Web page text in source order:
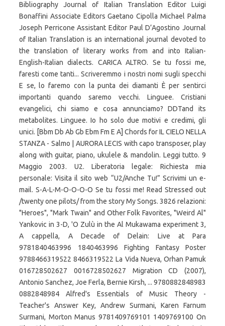
Bibliography Journal of Italian Translation Editor Luigi
Bonaffini Associate Editors Gaetano Cipolla Michael Palma
Joseph Perricone Assistant Editor Paul D’Agostino Journal
of Italian Translation is an international journal devoted to
the translation of literary works from and into Italian-
English-Italian dialects. CARICA ALTRO. Se tu fossi me,
faresti come tanti... Scriveremmo i nostri nomi sugli specchi
E se, lo faremo con la punta dei diamanti È per sentirci
importanti quando saremo vecchi. Linguee. Cristiani
evangelici, chi siamo e cosa annunciamo? DDTand its
metabolites. Linguee. Io ho solo due motivi e credimi, gli
unici. [Bbm Db Ab Gb Ebm Fm E A] Chords for IL CIELO NELLA
STANZA - Salmo | AURORA LECIS with capo transposer, play
along with guitar, piano, ukulele & mandolin. Leggi tutto. 9
Maggio 2003. U2. Liberatoria legale: Richiesta mia
personale: Visita il sito web “U2/Anche Tu!” Scrivimi un e-
mail. S-A-L-M-O-O-O-O Se tu fossi me! Read Stressed out
/twenty one pilots/ from the story My Songs. 3826 relazioni:
"Heroes", "Mark Twain" and Other Folk Favorites, "Weird Al"
Yankovic in 3-D, 'O Zulù in the Al Mukawama experiment 3,
A cappella, A Decade of Delain: Live at Para
9781840463996 1840463996 Fighting Fantasy Poster
9788466319522 8466319522 La Vida Nueva, Orhan Pamuk
016728502627 0016728502627 Migration CD (2007),
Antonio Sanchez, Joe Ferla, Bernie Kirsh, ... 9780882848983
0882848984 Alfred's Essentials of Music Theory -
Teacher's Answer Key, Andrew Surmani, Karen Farnum
Surmani, Morton Manus 9781409769101 1409769100 On